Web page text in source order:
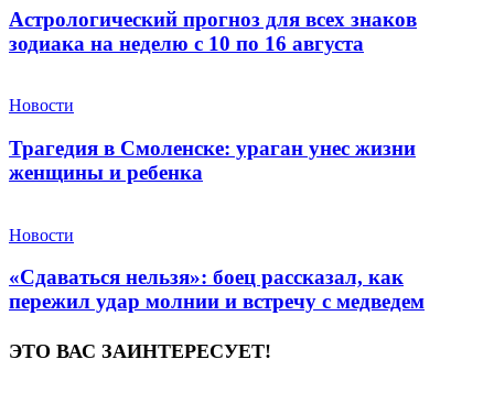
Астрологический прогноз для всех знаков
зодиака на неделю с 10 по 16 августа
Новости
Трагедия в Смоленске: ураган унес жизни
женщины и ребенка
Новости
«Сдаваться нельзя»: боец рассказал, как
пережил удар молнии и встречу с медведем
ЭТО ВАС ЗАИНТЕРЕСУЕТ!